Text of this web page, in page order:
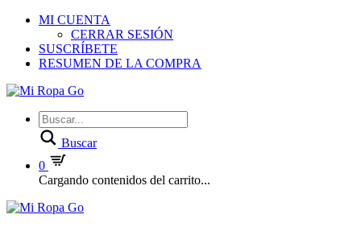
MI CUENTA
CERRAR SESIÓN
SUSCRÍBETE
RESUMEN DE LA COMPRA
Buscar
0
Cargando contenidos del carrito...